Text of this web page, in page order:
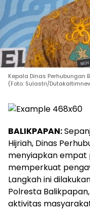
Kepala Dinas Perhubungan
(Foto: Sulastri/
BALIKPAPAN:
Hijriah, Dinas
menyiapkan empat
memperkuat
Langkah ini
Polresta
aktivitas